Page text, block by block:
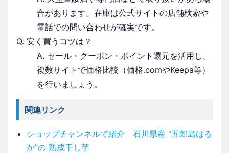
合があります。在庫は公式サイトの店舗検索や
電話での問い合わせが確実です。
Q. 安く買うコツは？
A. セール・クーポン・ポイント還元を活用し、
複数サイトで価格比較（価格.comやKeepa等）
を行いましょう。
関連リンク
ショップチャンネルで紹介 石川県産 “五郎島はる
か”の 熟成干し芋